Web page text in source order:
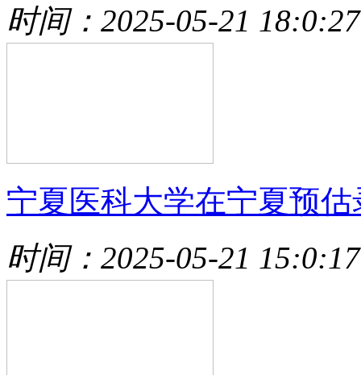
时间：2025-05-21 18:0:27
宁夏医科大学在宁夏预估
时间：2025-05-21 15:0:17